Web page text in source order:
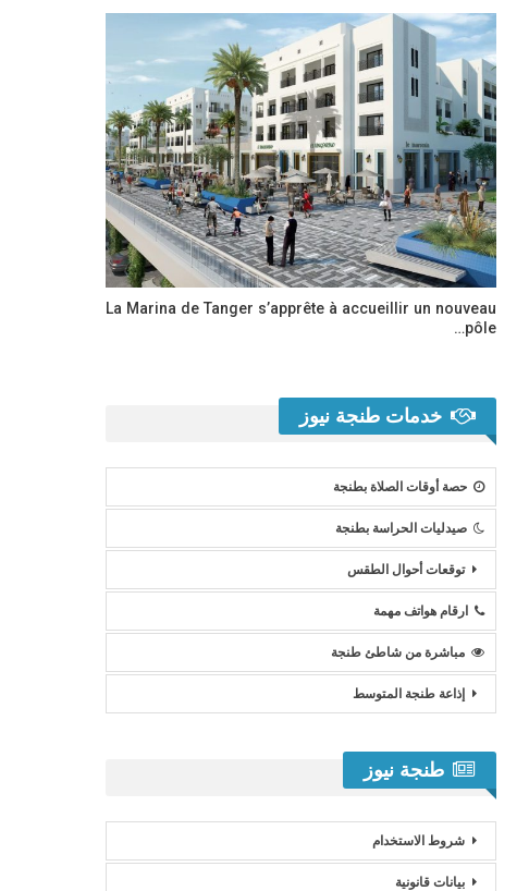
La Marina de Tanger s’apprête à accueillir un nouveau
pôle…
خدمات طنجة نيوز
حصة أوقات الصلاة بطنجة
صيدليات الحراسة بطنجة
توقعات أحوال الطقس
ارقام هواتف مهمة
مباشرة من شاطئ طنجة
إذاعة طنجة المتوسط
طنجة نيوز
شروط الاستخدام
بيانات قانونية